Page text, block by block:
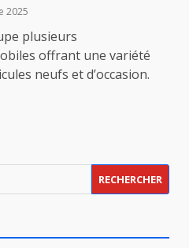
2025
plusieurs
offrant une variété
neufs et d’occasion.